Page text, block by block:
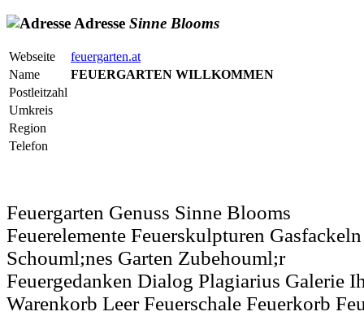
Adresse Sinne Blooms
Webseite
feuergarten.at
Name
FEUERGARTEN WILLKOMMEN
Postleitzahl
Umkreis
Region
Telefon
Feuergarten Genuss Sinne Blooms
Feuerelemente Feuerskulpturen Gasfackeln
Schouml;nes Garten Zubehouml;r
Feuergedanken Dialog Plagiarius Galerie
Warenkorb Leer Feuerschale Feuerkorb